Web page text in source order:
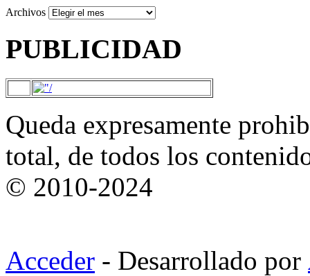
Archivos
PUBLICIDAD
Queda expresamente
total, de todos los
© 2010-2024
Acceder - Desarrollado por